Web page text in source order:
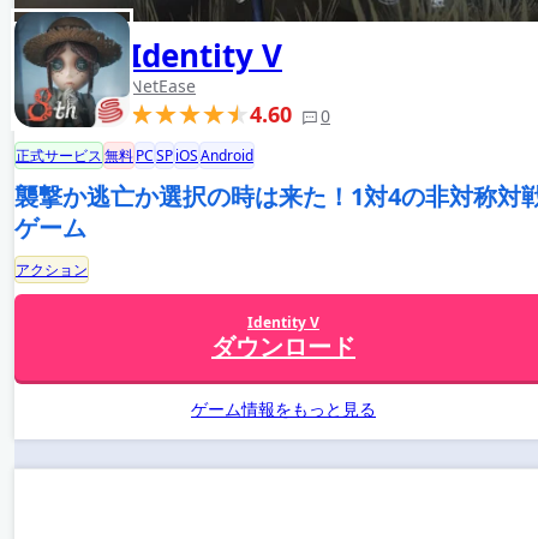
Identity V
NetEase
4.60 0
正式サービス無料PCSPiOSAndroid
襲撃か逃亡か選択の時は来た！1対4の非対称対
ゲーム
アクション
Identity V
ダウンロード
ゲーム情報をもっと見る